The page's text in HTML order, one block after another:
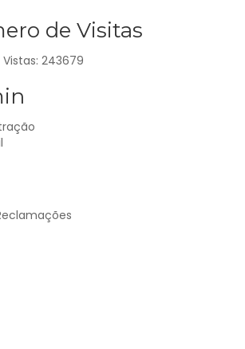
de Visitas
243679